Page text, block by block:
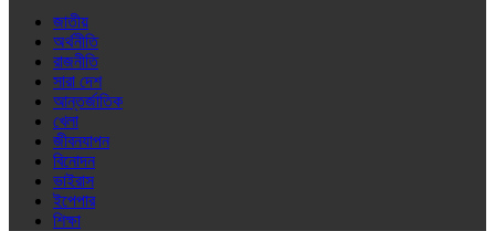
জাতীয়
অর্থনীতি
রাজনীতি
সারা দেশ
আন্তর্জাতিক
খেলা
জীবনযাপন
বিনোদন
ভাইরাস
ইপেপার
শিক্ষা